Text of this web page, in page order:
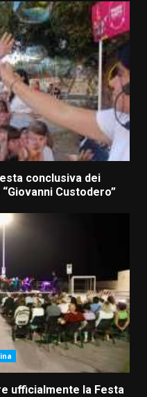
conclusiva dei
Custodero”
ufficialmente la Festa